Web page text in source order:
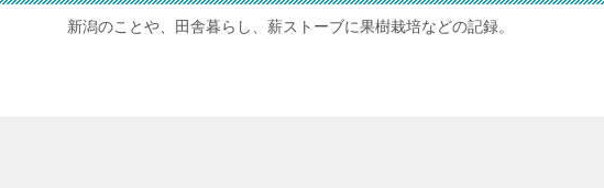
新潟のことや、田舎暮らし、薪ストーブに果樹栽培などの記録。